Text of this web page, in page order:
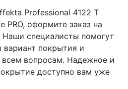
Professional 4122 T
PRO, оформите заказ на
Наши специалисты помогут
покрытия и
всем вопросам. Надежное и
доступно вам уже